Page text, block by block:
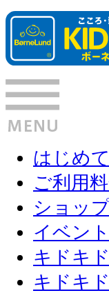
はじめ
ご利用
ショッ
イベン
キドキ
キドキ